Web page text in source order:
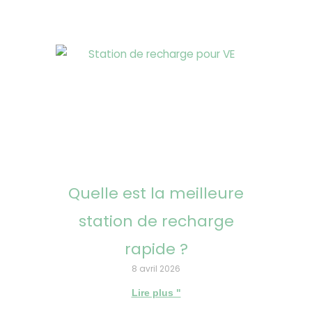
Quelle est la meilleure
station de recharge
rapide ?
8 avril 2026
Lire plus "